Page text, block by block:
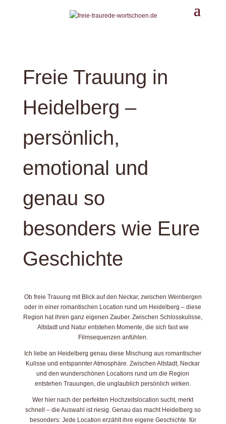
Freie Trauung in
Heidelberg –
persönlich,
emotional und
genau so
besonders wie Eure
Geschichte
Ob freie Trauung mit Blick auf den Neckar, zwischen Weinbergen
oder in einer romantischen Location rund um Heidelberg – diese
Region hat ihren ganz eigenen Zauber. Zwischen Schlosskulisse,
Altstadt und Natur entstehen Momente, die sich fast wie
Filmsequenzen anfühlen.
Ich liebe an Heidelberg genau diese Mischung aus romantischer
Kulisse und entspannter Atmosphäre. Zwischen Altstadt, Neckar
und den wunderschönen Locations rund um die Region
entstehen Trauungen, die unglaublich persönlich wirken.
Wer hier nach der perfekten Hochzeitslocation sucht, merkt
schnell – die Auswahl ist riesig. Genau das macht Heidelberg so
besonders: Jede Location erzählt ihre eigene Geschichte für